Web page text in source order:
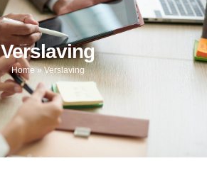
Verslaving
Home»Verslaving